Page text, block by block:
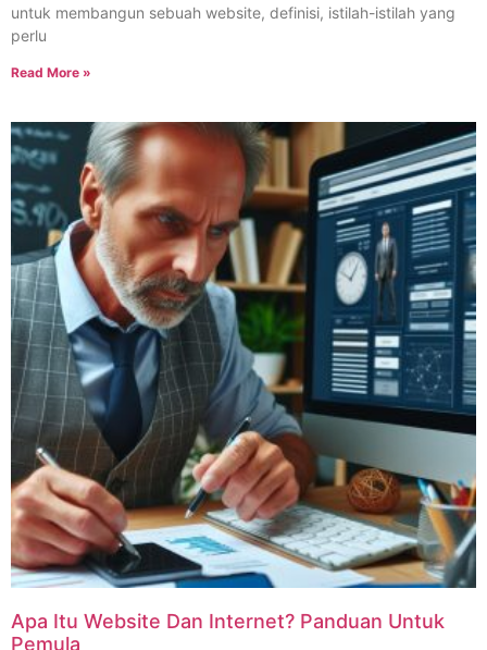
untuk membangun sebuah website, definisi, istilah-istilah yang
perlu
Read More »
Apa Itu Website Dan Internet? Panduan Untuk
Pemula